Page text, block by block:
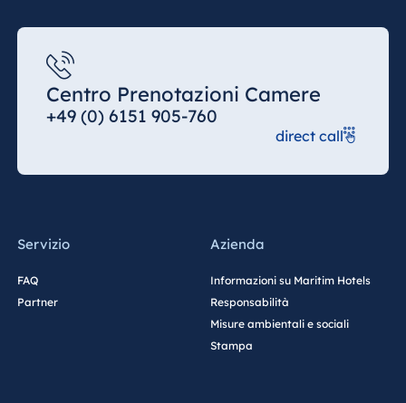
Centro Prenotazioni Camere
+49 (0) 6151 905-760
direct call
Servizio
FAQ
Partner
Azienda
Informazioni su Maritim Hotels
Responsabilità
Misure ambientali e sociali
Stampa